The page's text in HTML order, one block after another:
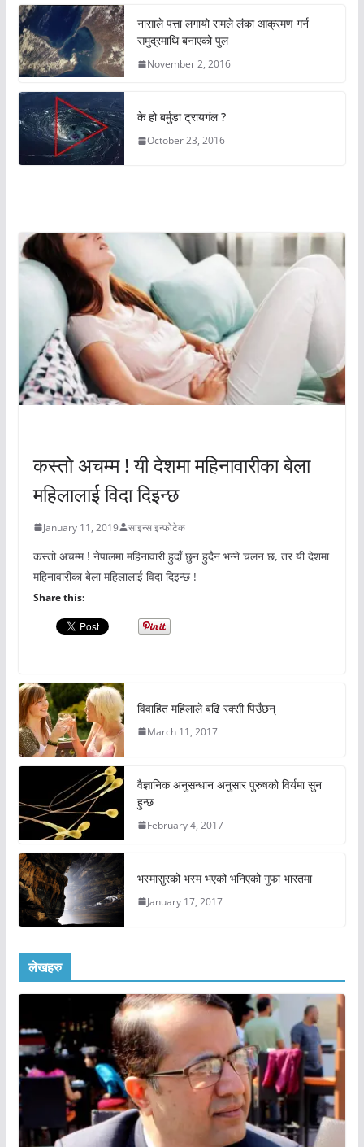
नासाले पत्ता लगायो रामले लंका आक्रमण गर्न
समुद्रमाथि बनाएको पुल
November 2, 2016
के हो बर्मुडा ट्रायगंल ?
October 23, 2016
कस्तो अचम्म ! यी देशमा महिनावारीका बेला
महिलालाई विदा दिइन्छ
January 11, 2019 साइन्स इन्फोटेक
कस्तो अचम्म ! नेपालमा महिनावारी हुदाँ छुन हुदैन भन्ने चलन छ, तर यी देशमा
महिनावारीका बेला महिलालाई विदा दिइन्छ !
Share this:
विवाहित महिलाले बढि रक्सी पिउँछन्
March 11, 2017
वैज्ञानिक अनुसन्धान अनुसार पुरुषको विर्यमा सुन
हुन्छ
February 4, 2017
भस्मासुरको भस्म भएको भनिएको गुफा भारतमा
January 17, 2017
लेखहरु